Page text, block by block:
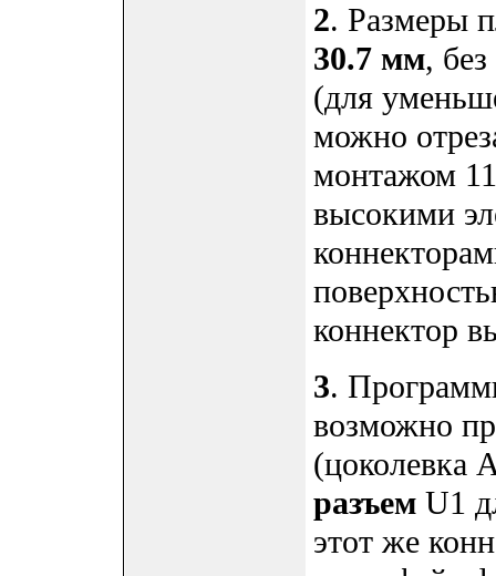
2. Размеры
30.7 мм,
(для
можно
монтажом
высокими
коннектор
3.
возможно
(цоколевка
разъем U1
этот же